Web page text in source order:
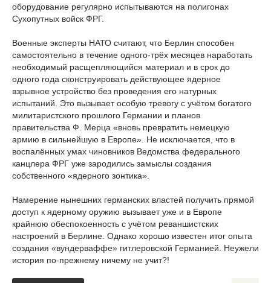
оборудование регулярно испытываются на полигонах
Сухопутных войск ФРГ.
Военные эксперты НАТО считают, что Берлин способен
самостоятельно в течение одного-трёх месяцев наработать
необходимый расщепляющийся материал и в срок до
одного года сконструировать действующее ядерное
взрывное устройство без проведения его натурных
испытаний. Это вызывает особую тревогу с учётом богатого
милитаристского прошлого Германии и планов
правительства Ф. Мерца «вновь превратить немецкую
армию в сильнейшую в Европе». Не исключается, что в
воспалённых умах чиновников Ведомства федерального
канцлера ФРГ уже зародились замыслы создания
собственного «ядерного зонтика».
Намерение нынешних германских властей получить прямой
доступ к ядерному оружию вызывает уже и в Европе
крайнюю обеспокоенность с учётом реваншистских
настроений в Берлине. Однако хорошо известен итог опыта
создания «вундерваффе» гитлеровской Германией. Неужели
история по-прежнему ничему не учит?!